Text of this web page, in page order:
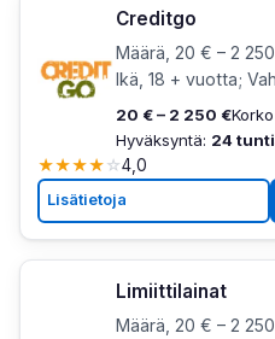
Creditgo
Määrä, 20 € – 2
Ikä, 18 + vuotta;
20 € – 2 250 €
Hyväksyntä: 24
★★★★☆4,0
Lisätietoja
Limiittilainat
Määrä, 20 € – 2